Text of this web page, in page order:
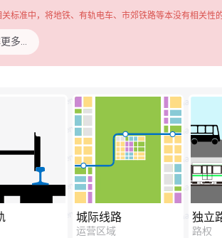
关标准中，将地铁、有轨电车、市郊铁路等本没有相关性
多…
城际线路
运营区域
独立
路权